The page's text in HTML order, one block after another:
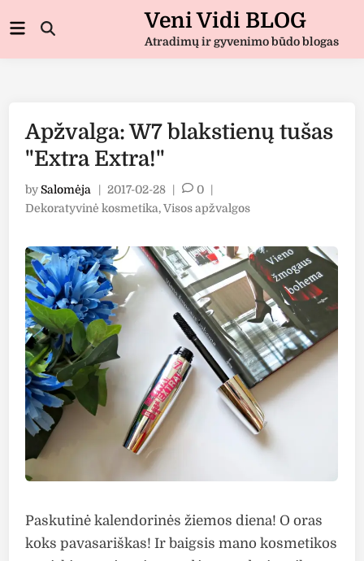
to
Veni Vidi BLOG
Atradimų ir gyvenimo būdo blogas
Open
Main
Apžvalga: W7 blakstienų tušas
"Extra Extra!"
bySalomėja 2017-02-28 0
Posted
Dekoratyvinė kosmetika,Visos apžvalgos
Paskutinė kalendorinės žiemos diena! O oras
koks pavasariškas! Ir baigsis mano kosmetikos